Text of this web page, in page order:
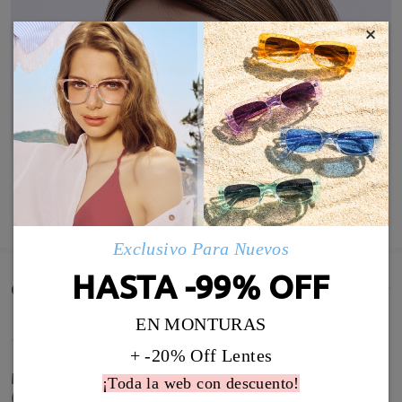
MOSTRAR MÁS
Comentarios de Clientes(25)
Muy buenas gafas, las compré graduadas de sol
(son las primeras de este tipo que tengo) y genial.
×
Exclusivo Para Nuevos
HASTA -99% OFF
EN MONTURAS
+ -20% Off Lentes
¡Toda la web con descuento!